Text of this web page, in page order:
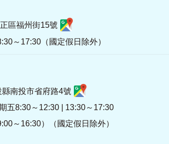
區福州街15號
～17:30（國定假日除外）
南投市省府路4號
五8:30～12:30 | 13:30～17:30
～16:30）（國定假日除外）